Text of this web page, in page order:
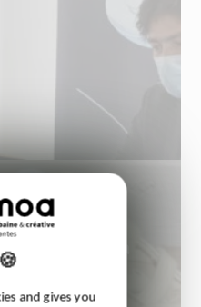
pour sa
19
and gives you